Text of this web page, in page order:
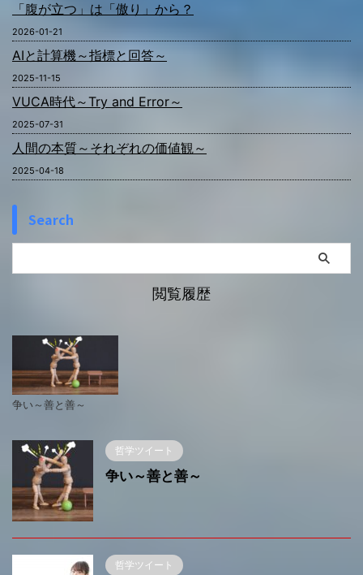
「腹が立つ」は「傲り」から？
2026-01-21
AIと計算機～指標と回答～
2025-11-15
VUCA時代～Try and Error～
2025-07-31
人間の本質～それぞれの価値観～
2025-04-18
Search
閲覧履歴
争い～善と善～
哲学ツイート
争い～善と善～
哲学ツイート